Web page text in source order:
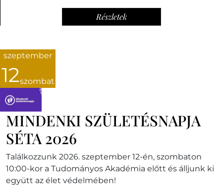
Részletek
szeptember
12szombat
MINDENKI SZÜLETÉSNAPJA
SÉTA 2026
Találkozzunk 2026. szeptember 12-én, szombaton
10:00-kor a Tudományos Akadémia előtt és álljunk ki
együtt az élet védelmében!